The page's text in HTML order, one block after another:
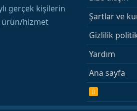
gerçek kişilerin
ürün/hizmet
Şartlar ve
Gizlilik
Yardım
Ana sayfa
R
S
S